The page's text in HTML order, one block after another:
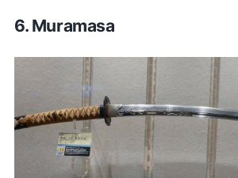
6. Muramasa